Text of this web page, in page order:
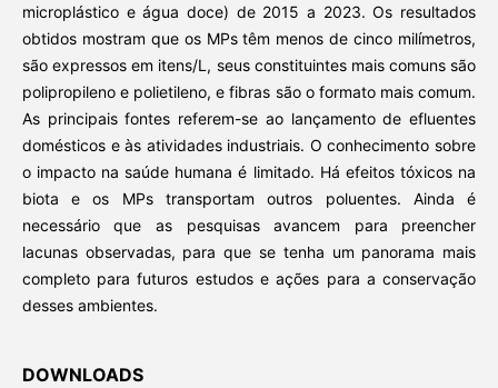
microplástico e água doce) de 2015 a 2023. Os resultados
obtidos mostram que os MPs têm menos de cinco milímetros,
são expressos em itens/L, seus constituintes mais comuns são
polipropileno e polietileno, e fibras são o formato mais comum.
As principais fontes referem-se ao lançamento de efluentes
domésticos e às atividades industriais. O conhecimento sobre
o impacto na saúde humana é limitado. Há efeitos tóxicos na
biota e os MPs transportam outros poluentes. Ainda é
necessário que as pesquisas avancem para preencher
lacunas observadas, para que se tenha um panorama mais
completo para futuros estudos e ações para a conservação
desses ambientes.
DOWNLOADS